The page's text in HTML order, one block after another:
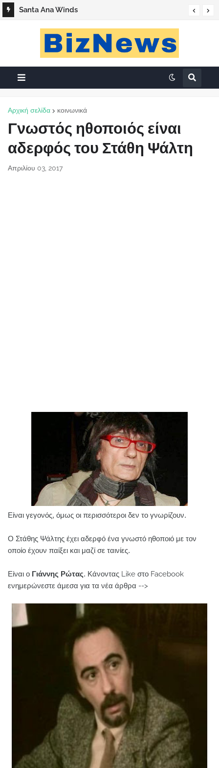
Santa Ana Winds
Αρχική σελίδα κοινωνικά
Γνωστός ηθοποιός είναι
αδερφός του Στάθη Ψάλτη
Απριλίου 03, 2017
Είναι γεγονός, όμως οι περισσότεροι δεν το γνωρίζουν.
Ο Στάθης Ψάλτης έχει αδερφό ένα γνωστό ηθοποιό με τον
οποίο έχουν παίξει και μαζί σε ταινίες.
Είναι ο Γιάννης Ρώτας. Κάνοντας Like στο Facebook
ενημερώνεστε άμεσα για τα νέα άρθρα -->